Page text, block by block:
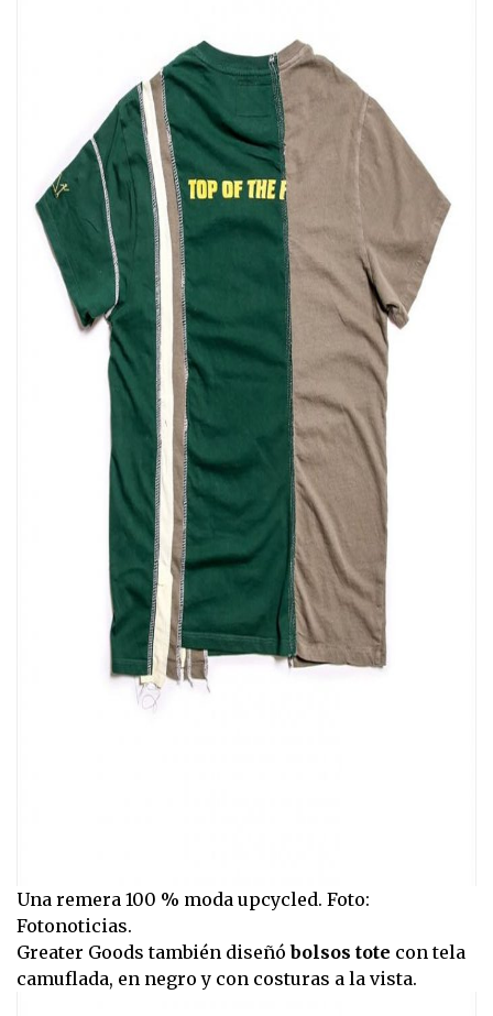
Una remera 100 % moda upcycled. Foto:
Fotonoticias.
Greater Goods también diseñó bolsos tote con tela
camuflada, en negro y con costuras a la vista.